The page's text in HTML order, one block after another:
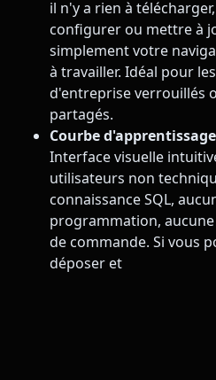
il n'y a rien à
configurer ou mettre à
simplement votre
à travailler. Idéal pour
d'entreprise verrouillés
partagés.
Courbe
Interface visuelle
utilisateurs non
connaissance SQL,
programmation,
de commande. Si vous
déposer et